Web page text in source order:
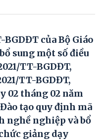
của Bộ Giáo
sung một số điều
TT-BGDĐT,
TT-BGDĐT,
02 tháng 02 năm
Đào tạo quy định mã
nghề nghiệp và bổ
giảng dạy